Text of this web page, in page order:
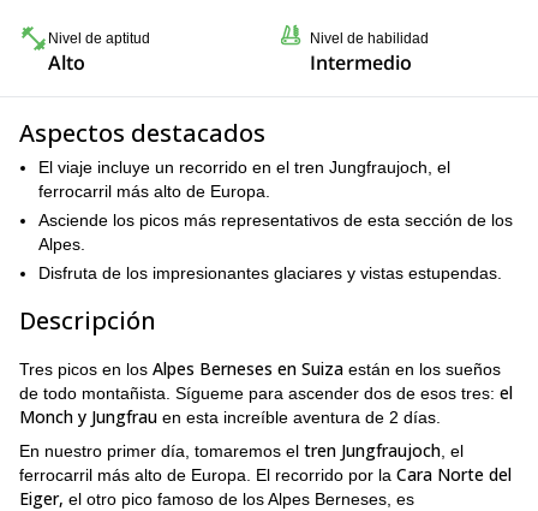
Nivel de aptitud
Alto
Nivel de habilidad
Intermedio
Aspectos destacados
El viaje incluye un recorrido en el tren Jungfraujoch, el
ferrocarril más alto de Europa.
Asciende los picos más representativos de esta sección de los
Alpes.
Disfruta de los impresionantes glaciares y vistas estupendas.
Descripción
Tres picos en los Alpes Berneses en Suiza están en los sueños
de todo montañista. Sígueme para ascender dos de esos tres: el
Monch y Jungfrau en esta increíble aventura de 2 días.
En nuestro primer día, tomaremos el tren Jungfraujoch , el
ferrocarril más alto de Europa. El recorrido por la Cara Norte del
Eiger, el otro pico famoso de los Alpes Berneses, es